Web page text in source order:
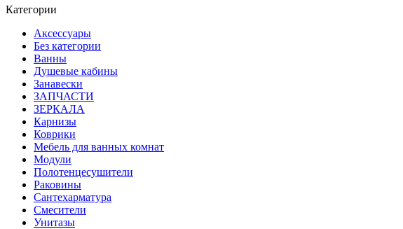
Категории
Аксессуары
Без категории
Ванны
Душевые кабины
Занавески
ЗАПЧАСТИ
ЗЕРКАЛА
Карнизы
Коврики
Мебель для ванных комнат
Модули
Полотенцесушители
Раковины
Сантехарматура
Смесители
Унитазы